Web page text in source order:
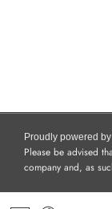
Proudly powered
Please be advised
company and, as